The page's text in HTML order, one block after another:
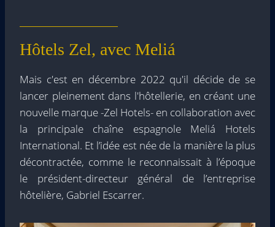
Hôtels Zel, avec Meliá
Mais c'est en décembre 2022 qu'il décide de se
lancer pleinement dans l'hôtellerie, en créant une
nouvelle marque -Zel Hotels- en collaboration avec
la principale chaîne espagnole Meliá Hotels
International. Et l’idée est née de la manière la plus
décontractée, comme le reconnaissait à l’époque
le président-directeur général de l’entreprise
hôtelière, Gabriel Escarrer.